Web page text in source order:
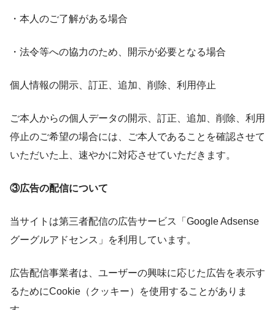
・本人のご了解がある場合
・法令等への協力のため、開示が必要となる場合
個人情報の開示、訂正、追加、削除、利用停止
ご本人からの個人データの開示、訂正、追加、削除、利用
停止のご希望の場合には、ご本人であることを確認させて
いただいた上、速やかに対応させていただきます。
③広告の配信について
当サイトは第三者配信の広告サービス「Google Adsense
グーグルアドセンス」を利用しています。
広告配信事業者は、ユーザーの興味に応じた広告を表示す
るためにCookie（クッキー）を使用することがありま